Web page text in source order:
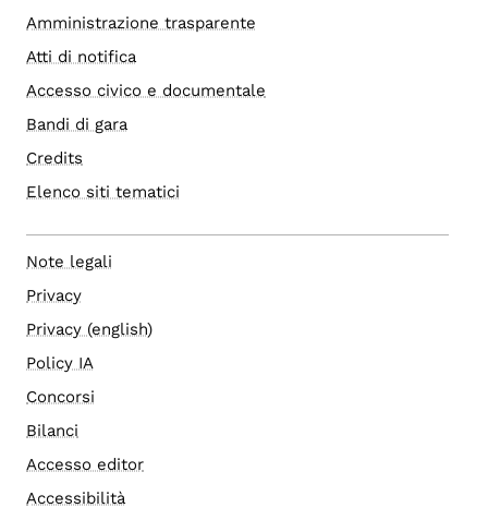
Amministrazione trasparente
Atti di notifica
Accesso civico e documentale
Bandi di gara
Credits
Elenco siti tematici
Note legali
Privacy
Privacy (english)
Policy IA
Concorsi
Bilanci
Accesso editor
Accessibilità